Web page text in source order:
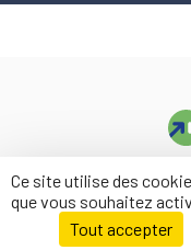
Ce site utilise des
que vous souhaitez
Tout accepter